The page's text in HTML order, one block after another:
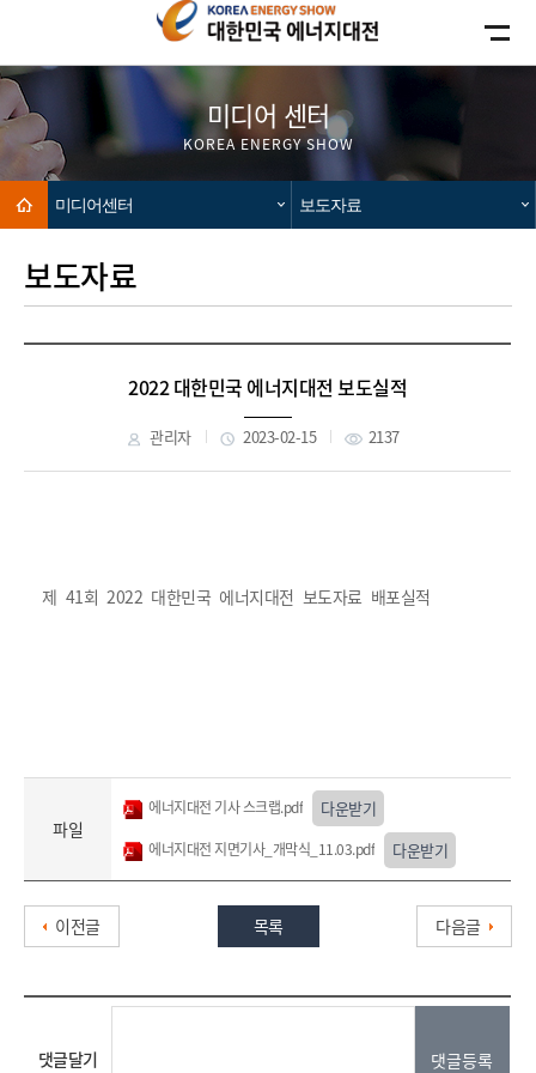
본문으로 가기
주메뉴로 가기
카피라이트로 가기
미디어 센터
KOREA ENERGY SHOW
미디어센터 보도자료
보도자료
2022 대한민국 에너지대전 보도실적
관리자 2023-02-15 2137
제 41회 2022 대한민국 에너지대전 보도자료 배포실적
파일
에너지대전 기사 스크랩.pdf 다운받기
에너지대전 지면기사_개막식_11.03.pdf 다운받기
이전글 다음글
목록
댓글달기